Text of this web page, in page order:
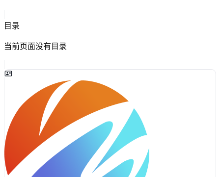
目录
当前页面没有目录